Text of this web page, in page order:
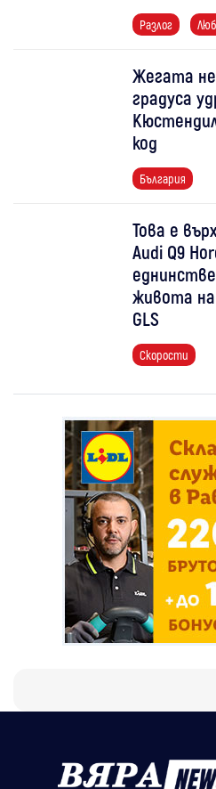
Разлог
Жегата
градуса
код
България
Това е
Audi Q9
живота на
GLS
Скорости